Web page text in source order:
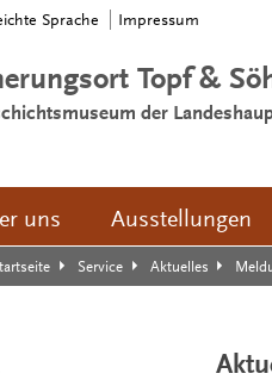
Sprache Impressum
Topf &
der
uns Ausstellungen
Service Aktuelles